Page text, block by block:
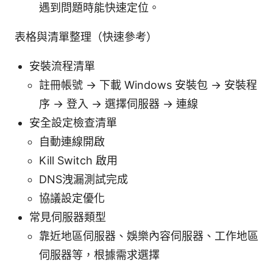
遇到問題時能快速定位。
表格與清單整理（快速參考）
安裝流程清單
註冊帳號 -> 下載 Windows 安裝包 -> 安裝程
序 -> 登入 -> 選擇伺服器 -> 連線
安全設定檢查清單
自動連線開啟
Kill Switch 啟用
DNS洩漏測試完成
協議設定優化
常見伺服器類型
靠近地區伺服器、娛樂內容伺服器、工作地區
伺服器等，根據需求選擇